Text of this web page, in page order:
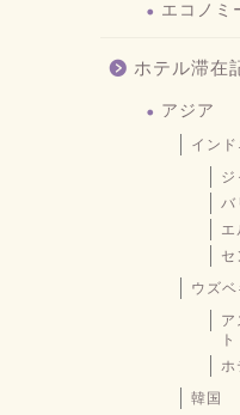
エコノミ
ホテル滞在
アジア
イン
ジ
バ
エ
セ
ウズ
ア
ト
ホ
韓国